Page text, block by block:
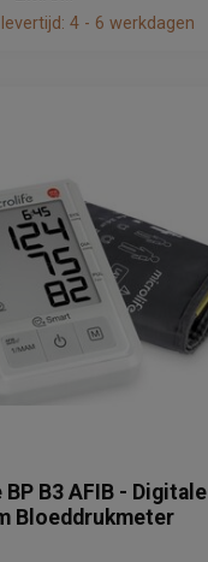
4 - 6 werkdagen
B3 AFIB - Digitale
Bloeddrukmeter